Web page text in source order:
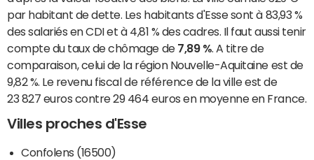
par habitant de dette. Les habitants d'Esse sont à 83,93 %
des salariés en CDI et à 4,81 % des cadres. Il faut aussi tenir
compte du taux de chômage de 7,89 % . A titre de
comparaison, celui de la région Nouvelle-Aquitaine est de
9,82 %. Le revenu fiscal de référence de la ville est de
23 827 euros contre 29 464 euros en moyenne en France.
Villes proches d'Esse
Confolens (16500)